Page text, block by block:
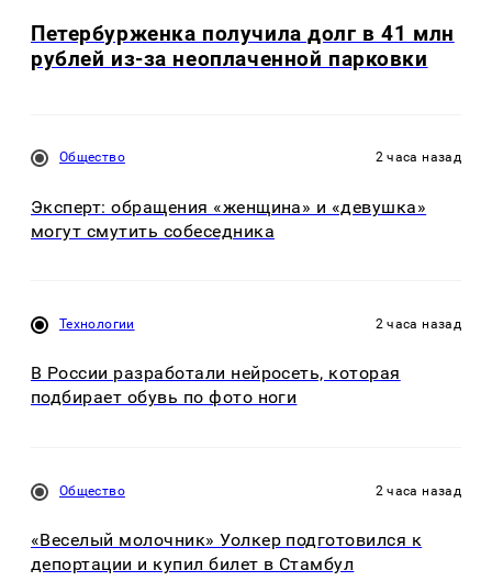
Петербурженка получила долг в 41 млн
рублей из-за неоплаченной парковки
Общество 2 часа назад
Эксперт: обращения «женщина» и «девушка»
могут смутить собеседника
Технологии 2 часа назад
В России разработали нейросеть, которая
подбирает обувь по фото ноги
Общество 2 часа назад
«Веселый молочник» Уолкер подготовился к
депортации и купил билет в Стамбул